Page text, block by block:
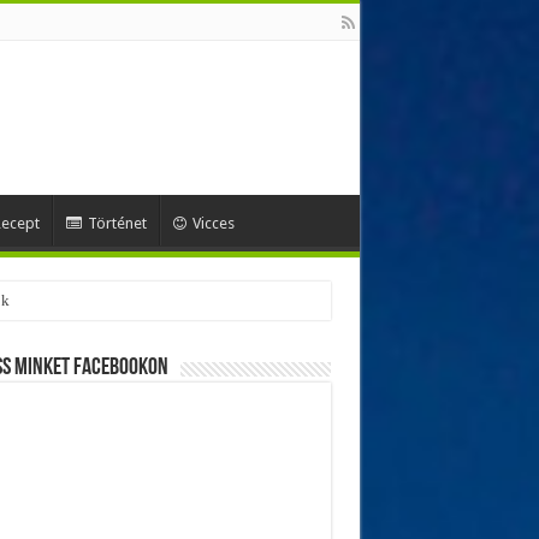
Történet Vicces
minket Facebookon